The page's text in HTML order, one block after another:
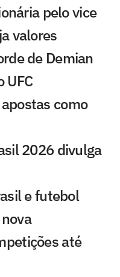
pelo vice
valores
de Demian
UFC
como
2026 divulga
e futebol
até